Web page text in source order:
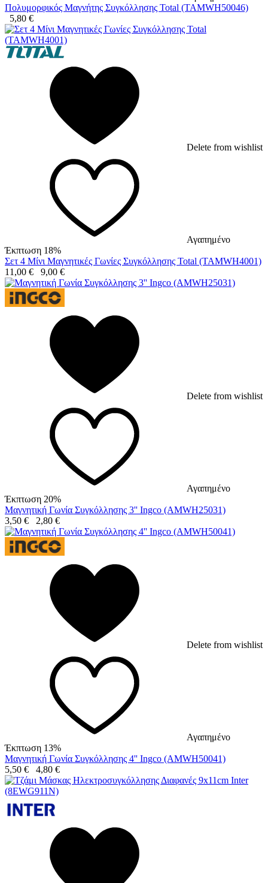
Πολυμορφικός Μαγνήτης Συγκόλλησης Total (TAMWH50046)
5,80 €
Delete from wishlist
Αγαπημένο
Έκπτωση 18%
Σετ 4 Μίνι Μαγνητικές Γωνίες Συγκόλλησης Total (TAMWH4001)
11,00 € 9,00 €
Delete from wishlist
Αγαπημένο
Έκπτωση 20%
Μαγνητική Γωνία Συγκόλλησης 3'' Ingco (AMWH25031)
3,50 € 2,80 €
Delete from wishlist
Αγαπημένο
Έκπτωση 13%
Μαγνητική Γωνία Συγκόλλησης 4'' Ingco (AMWH50041)
5,50 € 4,80 €